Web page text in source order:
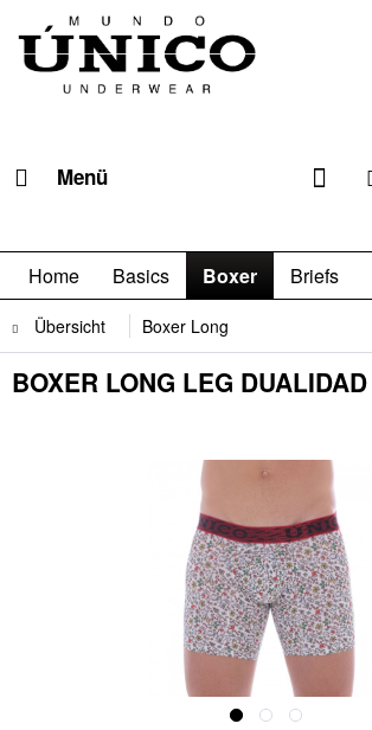
Menü
Home Basics Boxer Briefs
Übersicht Boxer Long
BOXER LONG LEG DUALIDAD